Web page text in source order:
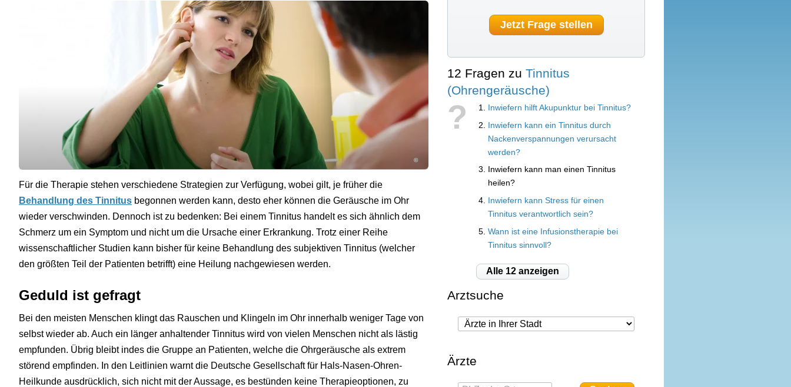
©
Für die Therapie stehen verschiedene Strategien zur Verfügung, wobei gilt, je früher die
Behandlung des Tinnitus begonnen werden kann, desto eher können die Geräusche im Ohr
wieder verschwinden. Dennoch ist zu bedenken: Bei einem Tinnitus handelt es sich ähnlich dem
Schmerz um ein Symptom und nicht um die Ursache einer Erkrankung. Trotz einer Reihe
wissenschaftlicher Studien kann bisher für keine Behandlung des subjektiven Tinnitus (welcher
den größten Teil der Patienten betrifft) eine Heilung nachgewiesen werden.
Geduld ist gefragt
Bei den meisten Menschen klingt das Rauschen und Klingeln im Ohr innerhalb weniger Tage von
selbst wieder ab. Auch ein länger anhaltender Tinnitus wird von vielen Menschen nicht als lästig
empfunden. Übrig bleibt indes die Gruppe an Patienten, welche die Ohrgeräusche als extrem
störend empfinden. In den Leitlinien warnt die Deutsche Gesellschaft für Hals-Nasen-Ohren-
Heilkunde ausdrücklich, sich nicht mit der Aussage, es bestünden keine Therapieoptionen, zu
Jetzt Frage stellen
12 Fragen zu Tinnitus
(Ohrengeräusche)
?
Inwiefern hilft Akupunktur bei Tinnitus?
Inwiefern kann ein Tinnitus durch
Nackenverspannungen verursacht
werden?
Inwiefern kann man einen Tinnitus
heilen?
Inwiefern kann Stress für einen
Tinnitus verantwortlich sein?
Wann ist eine Infusionstherapie bei
Tinnitus sinnvoll?
Alle 12 anzeigen
Arztsuche
Ärzte